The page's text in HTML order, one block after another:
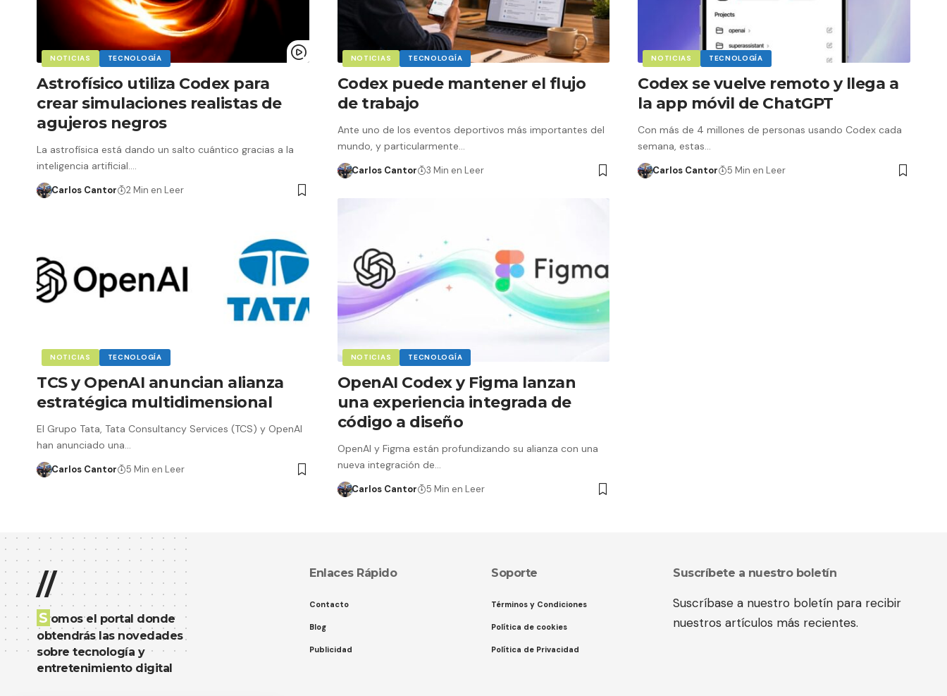
NOTICIAS TECNOLOGÍA
Astrofísico utiliza Codex para
crear simulaciones realistas de
agujeros negros
La astrofísica está dando un salto cuántico gracias a la
inteligencia artificial.…
Carlos Cantor 2 Min en Leer
NOTICIAS TECNOLOGÍA
Codex puede mantener el flujo
de trabajo
Ante uno de los eventos deportivos más importantes del
mundo, y particularmente…
Carlos Cantor 3 Min en Leer
NOTICIAS TECNOLOGÍA
Codex se vuelve remoto y llega a
la app móvil de ChatGPT
Con más de 4 millones de personas usando Codex cada
semana, estas…
Carlos Cantor 5 Min en Leer
NOTICIAS TECNOLOGÍA
TCS y OpenAI anuncian alianza
estratégica multidimensional
El Grupo Tata, Tata Consultancy Services (TCS) y OpenAI
han anunciado una…
Carlos Cantor 5 Min en Leer
NOTICIAS TECNOLOGÍA
OpenAI Codex y Figma lanzan
una experiencia integrada de
código a diseño
OpenAI y Figma están profundizando su alianza con una
nueva integración de…
Carlos Cantor 5 Min en Leer
//
S omos el portal donde
obtendrás las novedades
sobre tecnología y
entretenimiento digital
Enlaces Rápido
Contacto
Blog
Publicidad
Soporte
Términos y Condiciones
Política de cookies
Política de Privacidad
Suscríbete a nuestro boletín
Suscríbase a nuestro boletín para recibir
nuestros artículos más recientes.